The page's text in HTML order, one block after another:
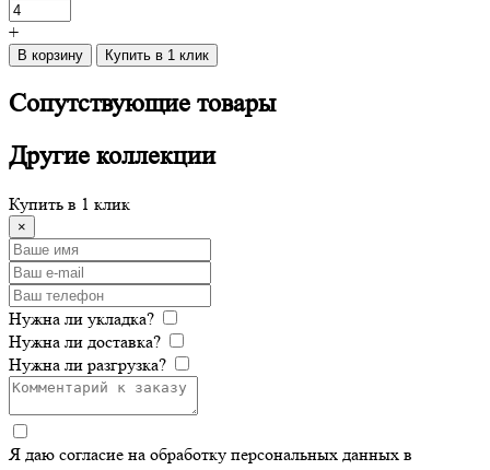
+
В корзину Купить в 1 клик
Сопутствующие товары
Другие коллекции
Купить в 1 клик
×
Нужна ли укладка?
Нужна ли доставка?
Нужна ли разгрузка?
Я даю согласие на обработку персональных данных в